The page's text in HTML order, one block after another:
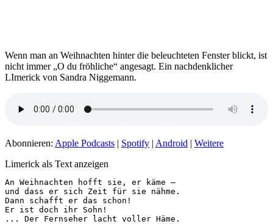
Wenn man an Weihnachten hinter die beleuchteten Fenster blickt, ist
nicht immer „O du fröhliche“ angesagt. Ein nachdenklicher
LImerick von Sandra Niggemann.
Abonnieren: Apple Podcasts | Spotify | Android | Weitere
Limerick als Text anzeigen
An Weihnachten hofft sie, er käme –
und dass er sich Zeit für sie nähme.
Dann schafft er das schon!
Er ist doch ihr Sohn!
... Der Fernseher lacht voller Häme.